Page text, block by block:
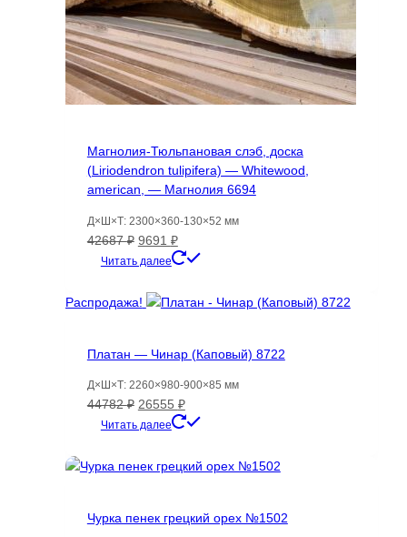
Магнолия-Тюльпановая слэб, доска
(Liriodendron tulipifera) — Whitewood,
american, — Магнолия 6694
Д×Ш×Т: 2300×360-130×52 мм
42687₽ Первоначальная
цена
42687 ₽.
9691 ₽Текущая
цена:
Читать далее
Распродажа!
Платан — Чинар (Каповый) 8722
Д×Ш×Т: 2260×980-900×85 мм
44782₽ Первоначальная
цена
44782 ₽.
26555 ₽Текущая
цена:
Читать далее
Чурка пенек грецкий орех №1502